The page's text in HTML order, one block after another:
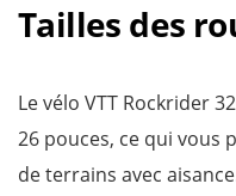
Tailles des
Le vélo VTT Rockrider
26 pouces, ce qui
de terrains avec